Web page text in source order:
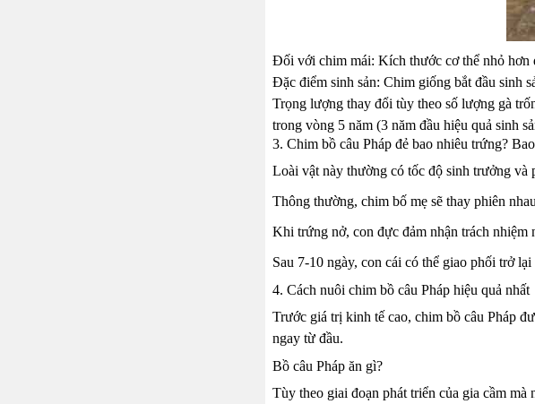
Đối với chim mái: Kích thước cơ thể nhỏ hơn
Đặc điểm sinh sản: Chim giống bắt đầu sinh
Trọng lượng thay đổi tùy theo số lượng gà
trong vòng 5 năm (3 năm đầu hiệu quả sinh
3. Chim bồ câu Pháp đẻ bao nhiêu trứng?
Loài vật này thường có tốc độ sinh trưởng và
Thông thường, chim bố mẹ sẽ thay phiên
Khi trứng nở, con đực đảm nhận trách
Sau 7-10 ngày, con cái có thể giao phối trở
4. Cách nuôi chim bồ câu Pháp hiệu quả nhất
Trước giá trị kinh tế cao, chim bồ câu Pháp
ngay từ đầu.
Bồ câu Pháp ăn gì?
Tùy theo giai đoạn phát triển của gia cầm